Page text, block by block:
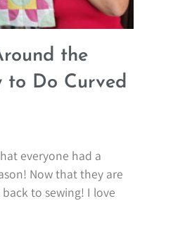
the
to Do Curved
Now that they are
to sewing! I love